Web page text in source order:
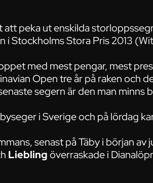
peka ut enskilda
i Stockholms Stora Pris 2013
med mest pengar, mest
Open tre år på raken och
segern är den man minns
i Sverige och på lördag
senast på Täby i början av
Lieblingöverraskade i